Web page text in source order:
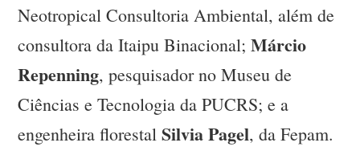
Neotropical Consultoria Ambiental, além de
consultora da Itaipu Binacional;Márcio
Repenning, pesquisador no Museu de
Ciências e Tecnologia da PUCRS; e a
engenheira florestalSilvia Pagel, da Fepam.